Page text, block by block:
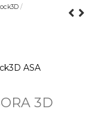
3D